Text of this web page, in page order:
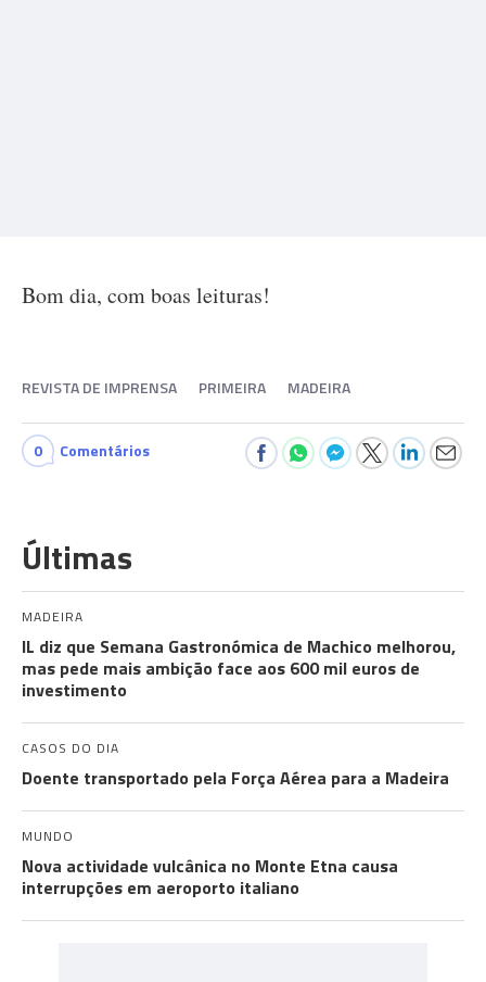
Bom dia, com boas leituras!
REVISTA DE IMPRENSA PRIMEIRA MADEIRA
0 Comentários
Últimas
MADEIRA
IL diz que Semana Gastronómica de Machico melhorou,
mas pede mais ambição face aos 600 mil euros de
investimento
CASOS DO DIA
Doente transportado pela Força Aérea para a Madeira
MUNDO
Nova actividade vulcânica no Monte Etna causa
interrupções em aeroporto italiano